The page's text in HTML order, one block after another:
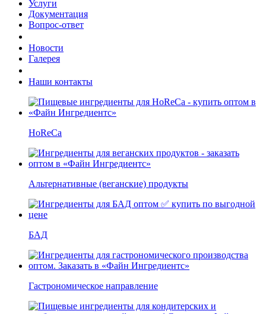
Услуги
Документация
Вопрос-ответ
Новости
Галерея
Наши контакты
HoReCa
Альтернативные (веганские) продукты
БАД
Гастрономическое направление